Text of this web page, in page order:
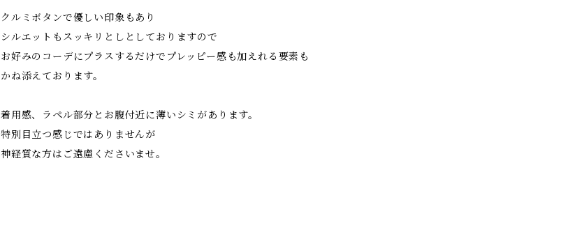
クルミボタンで優しい印象もあり
シルエットもスッキリとしとしておりますので
お好みのコーデにプラスするだけでプレッピー感も加えれる要素も
かね添えております。
着用感、ラペル部分とお腹付近に薄いシミがあります。
特別目立つ感じではありませんが
神経質な方はご遠慮くださいませ。